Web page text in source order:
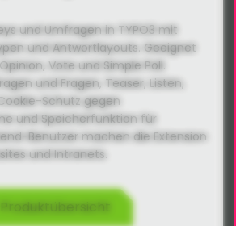
und Umfragen in TYPO3 mit
und Antwortlayouts. Geeignet
Vote und Simple Poll.
und Fragen, Teaser, Listen,
Schutz gegen
und Speicherfunktion für
Benutzer machen die Extension
und Intranets.
Produktübersicht